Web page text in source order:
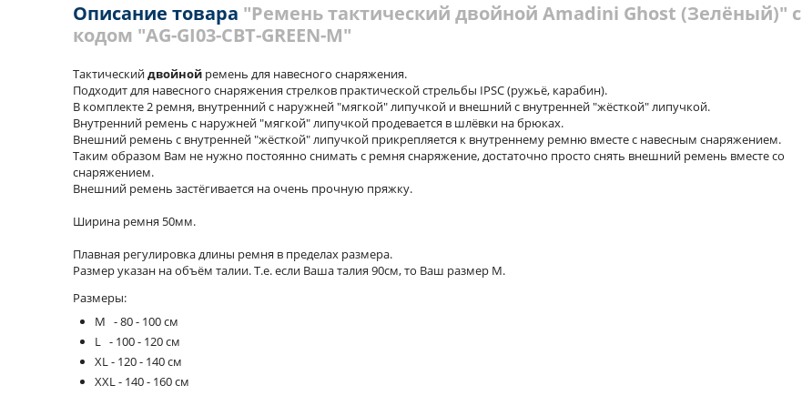
Описание товара "Ремень тактический двойной Amadini Ghost (Зелёный)" с
кодом "AG-GI03-CBT-GREEN-M"
Тактическийдвойной ремень для навесного снаряжения.
Подходит для навесного снаряжения стрелков практической стрельбы IPSC (ружьё, карабин).
В комплекте 2 ремня, внутренний с наружней "мягкой" липучкой и внешний с внутренней "жёсткой" липучкой.
Внутренний ремень с наружней "мягкой" липучкой продевается в шлёвки на брюках.
Внешний ремень с внутренней "жёсткой" липучкой прикрепляется к внутреннему ремню вместе с навесным снаряжением.
Таким образом Вам не нужно постоянно снимать с ремня снаряжение, достаточно просто снять внешний ремень вместе со
снаряжением.
Внешний ремень застёгивается на очень прочную пряжку.
Ширина ремня 50мм.
Плавная регулировка длины ремня в пределах размера.
Размер указан на объём талии. Т.е. если Ваша талия 90см, то Ваш размер M.
Размеры:
M - 80 - 100 см
L - 100 - 120 см
XL - 120 - 140 см
XXL - 140 - 160 см